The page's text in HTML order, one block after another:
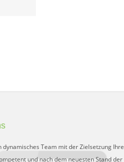
dynamisches Team mit der Zielsetzung Ihre
und nach dem neuesten Stand der